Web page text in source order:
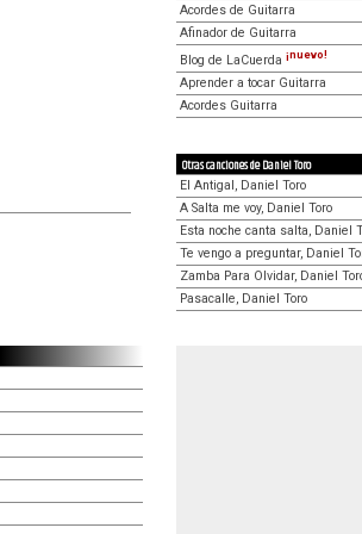
Acordes de Guitarra
Afinador de Guitarra
Blog de LaCuerda ¡nuevo!
Aprender a tocar Guitarra
Acordes Guitarra
Otras canciones de Daniel Toro
El Antigal, Daniel Toro
A Salta me voy, Daniel Toro
Esta noche canta salta, Daniel
Te vengo a preguntar, Daniel
Zamba Para Olvidar, Daniel
Pasacalle, Daniel Toro